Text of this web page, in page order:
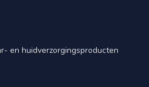
en huidverzorgingsproducten